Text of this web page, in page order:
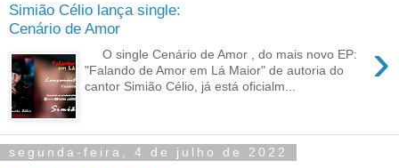
Simião Célio lança single:
Cenário de Amor
›
O single Cenário de Amor , do mais novo EP:
"Falando de Amor em Lá Maior" de autoria do
cantor Simião Célio, já está oficialm...
segunda-feira, 4 de julho de 2022